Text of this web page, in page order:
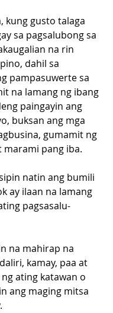
kung gusto talaga
sa pagsalubong sa
na rin
dahil sa
pampasuwerte sa
na lamang ng ibang
paingayin ang
buksan ang mga
gumamit ng
marami pang iba.
natin ang bumili
ay ilaan na lamang
pagsasalu-
na mahirap na
kamay, paa at
ating katawan o
ang maging mitsa